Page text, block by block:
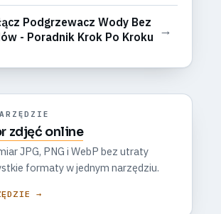
Podgrzewacz Wody Bez
- Poradnik Krok Po Kroku →
zdjęć online
JPG, PNG i WebP bez utraty
formaty w jednym narzędziu.
→